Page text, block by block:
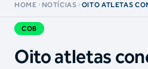
HOME NOTÍCIAS
OITO ATLETAS
COB
Oito atletas